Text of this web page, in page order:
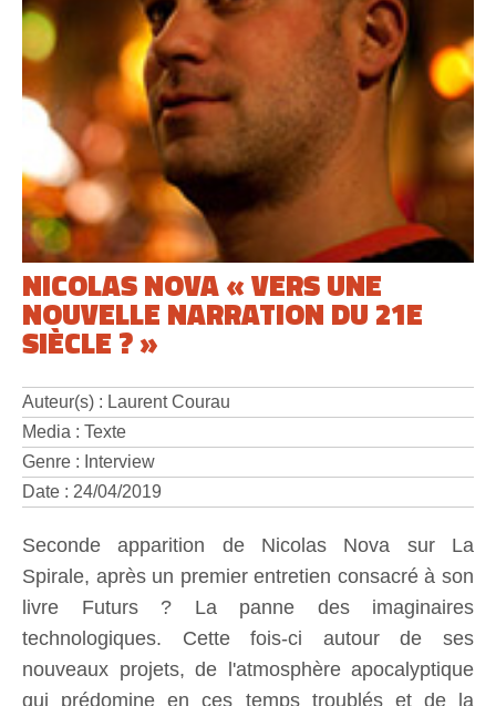
NICOLAS NOVA « VERS UNE
NOUVELLE NARRATION DU 21E
SIÈCLE ? »
Auteur(s) : Laurent Courau
Media : Texte
Genre : Interview
Date : 24/04/2019
Seconde apparition de Nicolas Nova sur La
Spirale, après un premier entretien consacré à son
livre Futurs ? La panne des imaginaires
technologiques. Cette fois-ci autour de ses
nouveaux projets, de l'atmosphère apocalyptique
qui prédomine en ces temps troublés et de la